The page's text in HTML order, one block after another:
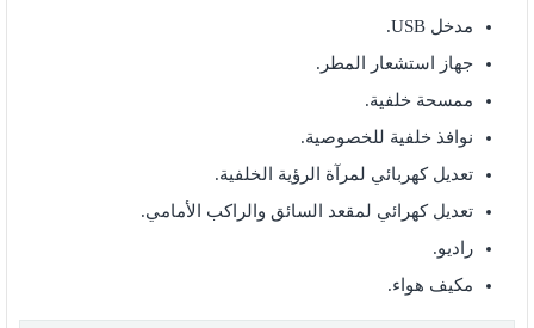
مدخل USB.
جهاز استشعار المطر.
ممسحة خلفية.
نوافذ خلفية للخصوصية.
تعديل كهربائي لمرآة الرؤية الخلفية.
تعديل كهرائي لمقعد السائق والراكب الأمامي.
راديو.
مكيف هواء.